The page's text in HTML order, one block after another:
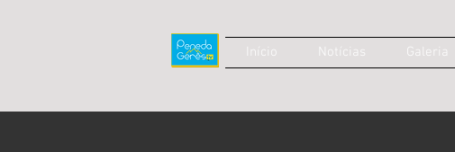
Início Notícias Galeria